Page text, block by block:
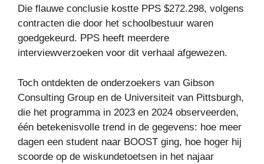
Die flauwe conclusie kostte PPS $272.298, volgens
contracten die door het schoolbestuur waren
goedgekeurd. PPS heeft meerdere
interviewverzoeken voor dit verhaal afgewezen.
Toch ontdekten de onderzoekers van Gibson
Consulting Group en de Universiteit van Pittsburgh,
die het programma in 2023 en 2024 observeerden,
één betekenisvolle trend in de gegevens: hoe meer
dagen een student naar BOOST ging, hoe hoger hij
scoorde op de wiskundetoetsen in het najaar